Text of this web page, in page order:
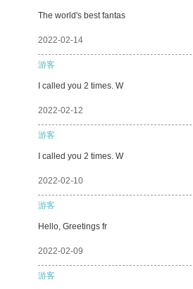
The world's best fantas
2022-02-14
游客
I called you 2 times. W
2022-02-12
游客
I called you 2 times. W
2022-02-10
游客
Hello, Greetings fr
2022-02-09
游客